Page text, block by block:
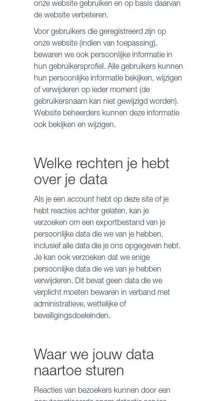
onze website gebruiken en op basis daarvan
de website verbeteren.
Voor gebruikers die geregistreerd zijn op
onze website (indien van toepassing),
bewaren we ook persoonlijke informatie in
hun gebruikersprofiel. Alle gebruikers kunnen
hun persoonlijke informatie bekijken, wijzigen
of verwijderen op ieder moment (de
gebruikersnaam kan niet gewijzigd worden).
Website beheerders kunnen deze informatie
ook bekijken en wijzigen.
Welke rechten je hebt
over je data
Als je een account hebt op deze site of je
hebt reacties achter gelaten, kan je
verzoeken om een exportbestand van je
persoonlijke data die we van je hebben,
inclusief alle data die je ons opgegeven hebt.
Je kan ook verzoeken dat we enige
persoonlijke data die we van je hebben
verwijderen. Dit bevat geen data die we
verplicht moeten bewaren in verband met
administratieve, wettelijke of
beveiligingsdoeleinden.
Waar we jouw data
naartoe sturen
Reacties van bezoekers kunnen door een